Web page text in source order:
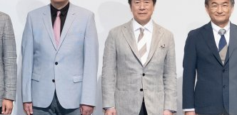
ไฮบริดคงไม่ใช่ เพราะล่าสุดทาง Toyota
หม่ และรถยนต์ที่รองรับเชื้อเพลิงชีวภาพ เพื่อ
ผู้ใช้มากกว่ามุ่งเป้าไปที่รถ EV เพียงอย่าง